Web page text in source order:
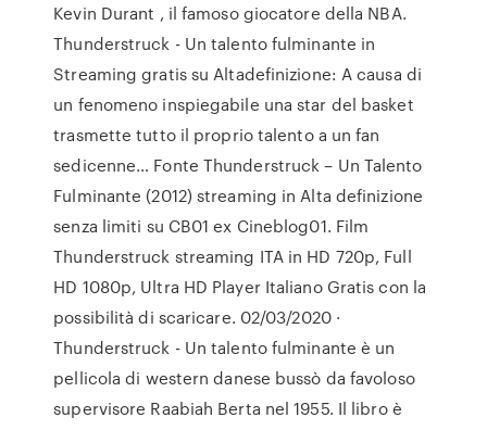
Kevin Durant , il famoso giocatore della NBA.
Thunderstruck - Un talento fulminante in
Streaming gratis su Altadefinizione: A causa di
un fenomeno inspiegabile una star del basket
trasmette tutto il proprio talento a un fan
sedicenne… Fonte Thunderstruck – Un Talento
Fulminante (2012) streaming in Alta definizione
senza limiti su CB01 ex Cineblog01. Film
Thunderstruck streaming ITA in HD 720p, Full
HD 1080p, Ultra HD Player Italiano Gratis con la
possibilità di scaricare. 02/03/2020 ·
Thunderstruck - Un talento fulminante è un
pellicola di western danese bussò da favoloso
supervisore Raabiah Berta nel 1955. Il libro è